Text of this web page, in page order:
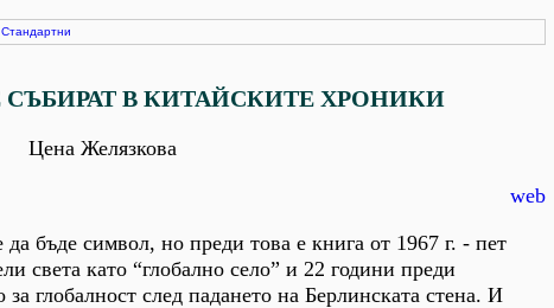
Стандартни
В КИТАЙСКИТЕ ХРОНИКИ
Цена Желязкова
web
бъде символ, но преди това е книга от 1967 г. - пет
света като “глобално село” и 22 години преди
глобалност след падането на Берлинската стена. И